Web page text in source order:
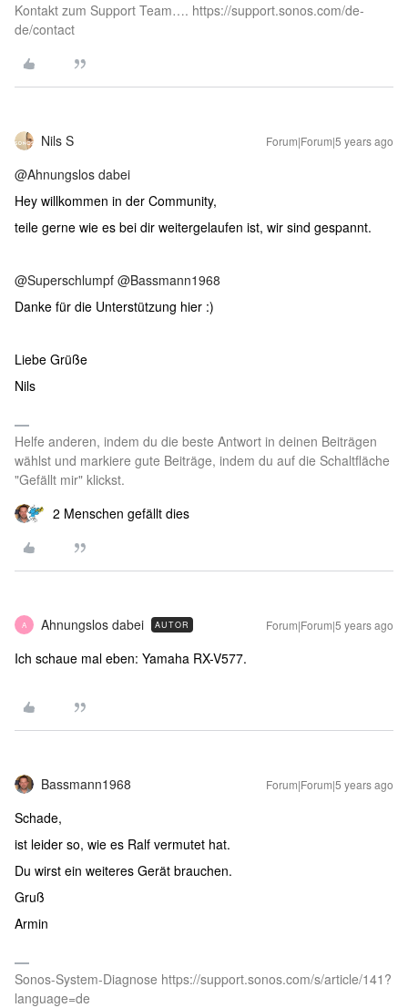
Kontakt zum Support Team…. https://support.sonos.com/de-
de/contact
Nils S Forum|Forum|5 years ago
@Ahnungslos dabei
Hey willkommen in der Community,
teile gerne wie es bei dir weitergelaufen ist, wir sind gespannt.
@Superschlumpf @Bassmann1968
Danke für die Unterstützung hier :)
Liebe Grüße
Nils
Helfe anderen, indem du die beste Antwort in deinen Beiträgen
wählst und markiere gute Beiträge, indem du auf die Schaltfläche
"Gefällt mir" klickst.
2 Menschen gefällt dies
A Ahnungslos dabei AUTOR Forum|Forum|5 years ago
Ich schaue mal eben: Yamaha RX-V577.
Bassmann1968 Forum|Forum|5 years ago
Schade,
ist leider so, wie es Ralf vermutet hat.
Du wirst ein weiteres Gerät brauchen.
Gruß
Armin
Sonos-System-Diagnose https://support.sonos.com/s/article/141?
language=de